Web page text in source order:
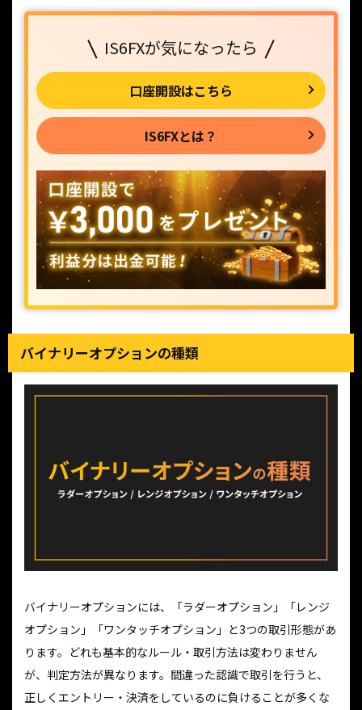
IS6FXが気になったら
口座開設はこちら
IS6FXとは？
バイナリーオプションの種類
バイナリーオプションには、「ラダーオプション」「レンジ
オプション」「ワンタッチオプション」と3つの取引形態があ
ります。どれも基本的なルール・取引方法は変わりません
が、判定方法が異なります。間違った認識で取引を行うと、
正しくエントリー・決済をしているのに負けることが多くな